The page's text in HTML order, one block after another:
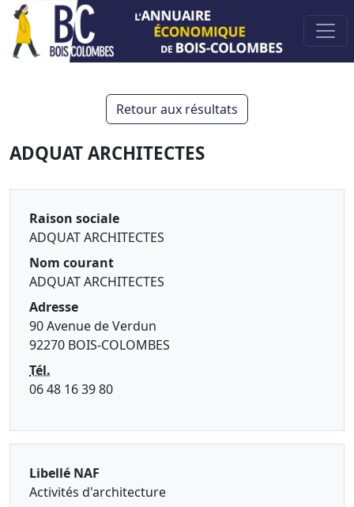
Retour aux résultats
ADQUAT ARCHITECTES
Raison sociale
ADQUAT ARCHITECTES
Nom courant
ADQUAT ARCHITECTES
Adresse
90 Avenue de Verdun
92270 BOIS-COLOMBES
Tél.
06 48 16 39 80
Libellé NAF
Activités d'architecture